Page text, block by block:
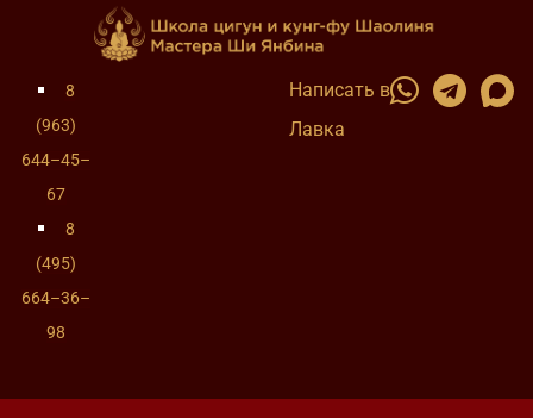
8
(963)
644–45–
67
8
(495)
664–36–
98
Написать в
Лавка